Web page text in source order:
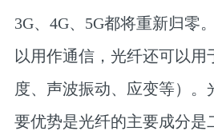
3G、4G、5G都将重新归零
以用作通信，光纤还可以用
度、声波振动、应变等）。
要优势是光纤的主要成分是